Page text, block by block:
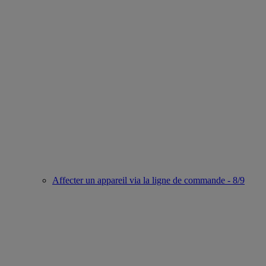
Affecter un appareil via la ligne de commande - 8/9